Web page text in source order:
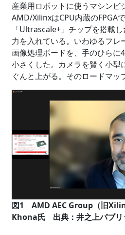
産業用ロボットに使うマシンビ
AMD/XilinxはCPU内蔵のFPGAで
「Ultrascale+」チップを搭載
力を入れている。いわゆるフレ
画像処理ボードを、手のひらに
小さくした。カメラを賢く小型
ぐんと上がる。そのロードマッ
図1 AMD AEC Group（旧
Khona氏 出典：井之上パブリ